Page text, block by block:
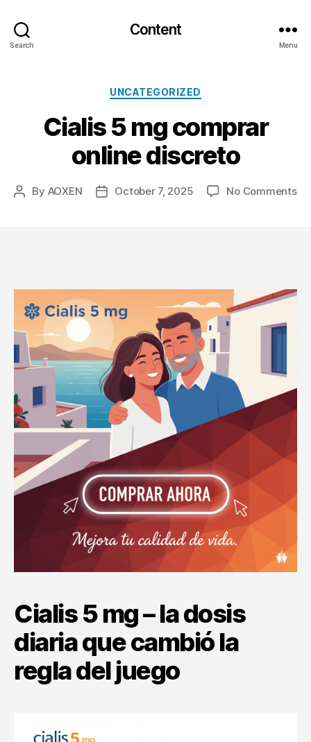
Search
Content
Menu
Categories
UNCATEGORIZED
Cialis 5 mg comprar
online discreto
Post
By AOXEN
PostOctober 7, 2025 No Commentson
Cialis 5 mg – la dosis
diaria que cambió la
regla del juego